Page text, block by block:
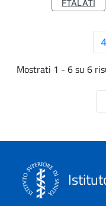
FTALATI
Mostrati 1 - 6 su 6